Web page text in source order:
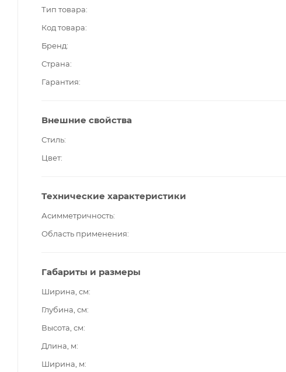
Тип товара
Код товара
Бренд
Страна
Гарантия
Внешние свойства
Стиль
Цвет
Технические характеристики
Асимметричность
Область применения
Габариты и размеры
Ширина, см
Глубина, см
Высота, см
Длина, м
Ширина, м